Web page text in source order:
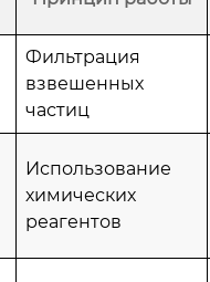
Фильтрация
взвешенных
частиц
Использование
химических
реагентов